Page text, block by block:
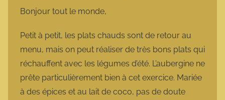
a
o
t
t
e
Bonjour tout le monde,
Petit à petit, les plats chauds sont de retour au
menu, mais on peut réaliser de très bons plats qui
réchauffent avec les légumes d’été. L’aubergine ne
prête particulièrement bien à cet exercice. Mariée
à des épices et au lait de coco, pas de doute